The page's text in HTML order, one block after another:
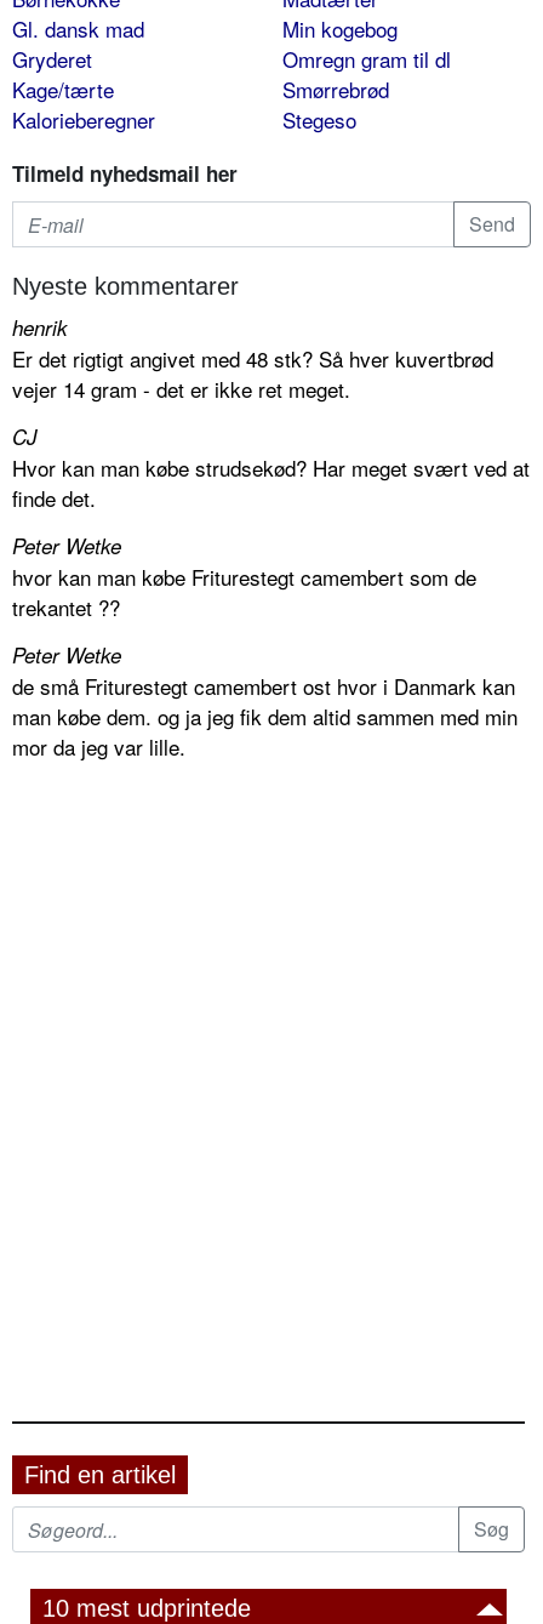
Gl. dansk mad
Gryderet
Kage/tærte
Kalorieberegner
Min kogebog
Omregn gram til dl
Smørrebrød
Stegeso
Tilmeld nyhedsmail her
Nyeste kommentarer
henrik
Er det rigtigt angivet med 48 stk? Så hver kuvertbrød
vejer 14 gram - det er ikke ret meget.
CJ
Hvor kan man købe strudsekød? Har meget svært ved at
finde det.
Peter Wetke
hvor kan man købe Friturestegt camembert som de
trekantet ??
Peter Wetke
de små Friturestegt camembert ost hvor i Danmark kan
man købe dem. og ja jeg fik dem altid sammen med min
mor da jeg var lille.
Find en artikel
10 mest udprintede